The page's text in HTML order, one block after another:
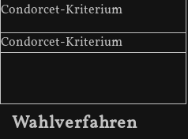
Condorcet-Kriterium
Condorcet-Kriterium
Wahlverfahren